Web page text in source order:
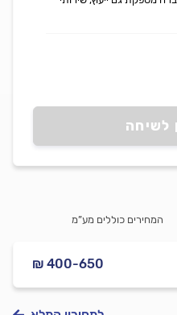
לשיחה
המחירים כוללים מע”מ
₪ 400-650